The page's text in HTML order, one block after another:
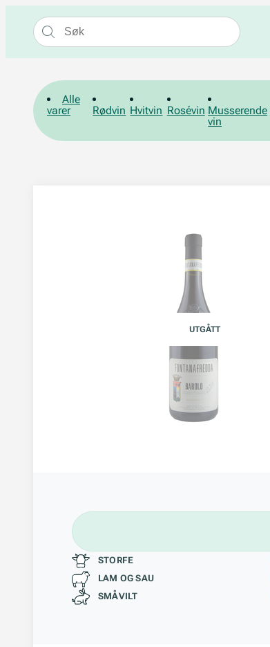
Alle
varer
Rødvin Hvitvin Rosévin Musserende
vin
UTGÅTT
Passer til
STORFE
LAM OG SAU
SMÅVILT